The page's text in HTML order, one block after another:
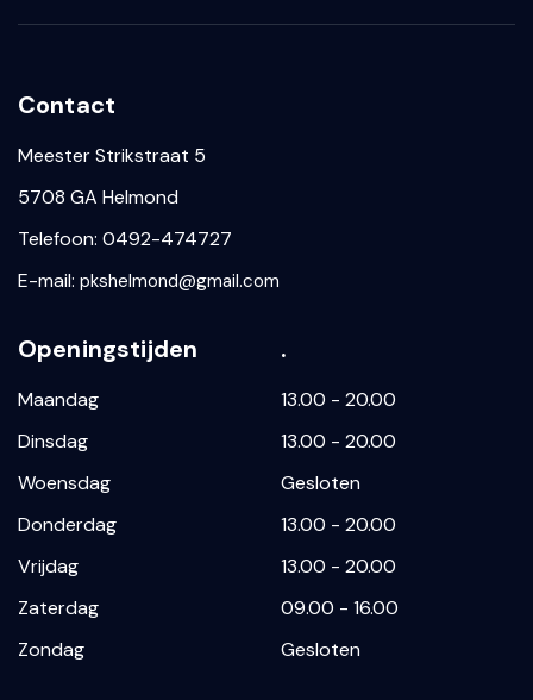
Contact
Meester Strikstraat 5
5708 GA Helmond
Telefoon: 0492-474727
E-mail: pkshelmond@gmail.com
Openingstijden
Maandag
Dinsdag
Woensdag
Donderdag
Vrijdag
Zaterdag
Zondag
.
13.00 - 20.00
13.00 - 20.00
Gesloten
13.00 - 20.00
13.00 - 20.00
09.00 - 16.00
Gesloten